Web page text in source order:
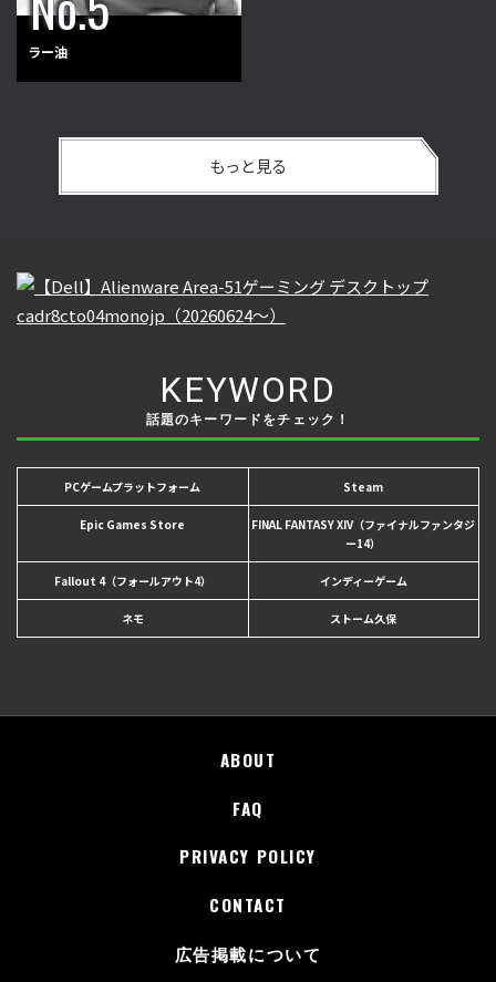
ラー油
もっと見る
KEYWORD
話題のキーワードをチェック！
PCゲームプラットフォーム Steam
Epic Games Store
FINAL FANTASY XIV（ファイナルファンタジ
ー14）
Fallout 4（フォールアウト4） インディーゲーム
ネモ ストーム久保
ABOUT
FAQ
PRIVACY POLICY
CONTACT
広告掲載について